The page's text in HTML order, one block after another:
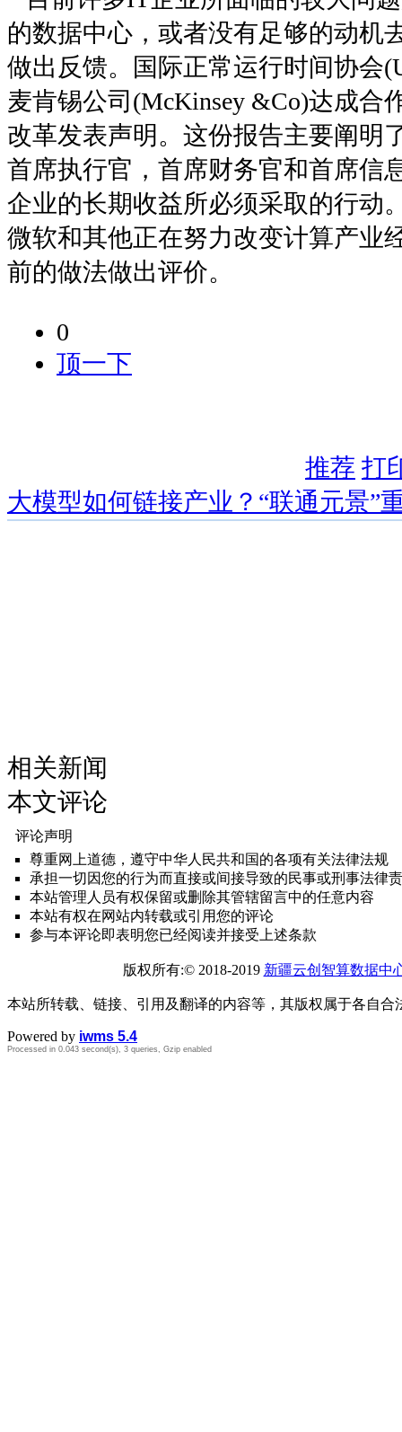
的数据中心，或者没有足够的动机
做出反馈。国际正常运行时间协会
麦肯锡公司(McKinsey &Co)达成合
改革发表声明。这份报告主要阐明
首席执行官，首席财务官和首席信
企业的长期收益所必须采取的行动
微软和其他正在努力改变计算产业
前的做法做出评价。
0
顶一下
推荐 打
大模型如何链接产业？“联通元景”
相关新闻
本文评论
评论声明
尊重网上道德，遵守中华人民共和国的各项有关法律法规
承担一切因您的行为而直接或间接导致的民事或刑事法律
本站管理人员有权保留或删除其管辖留言中的任意内容
本站有权在网站内转载或引用您的评论
参与本评论即表明您已经阅读并接受上述条款
版权所有:© 2018-2019 新疆云创智算数据中
本站所转载、链接、引用及翻译的内容等，其版权属于各自合
Powered by iwms 5.4
Processed in 0.043 second(s), 3 queries, Gzip enabled